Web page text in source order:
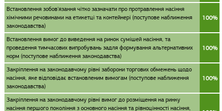
Встановлення зобов'язання чітко зазначати про протравлення насіння
хімічними речовинами на етикетці та контейнері (поступове наближення
законодавства)
100%
Встановлення вимог до виведення на ринок сумішей насіння, та
проведення тимчасових випробувань задля формування альтернативних
норм (поступове наближення законодавства)
100%
Закріплення на законодавчому рівні заборони торгових обмежень щодо
насіння, яке відповідає встановленим вимогам (поступове наближення
законодавства)
100%
Закріплення на законодавчому рівні вимог до розміщення на ринку
насіння першого покоління з основного насіння та рівноцінності насіння,